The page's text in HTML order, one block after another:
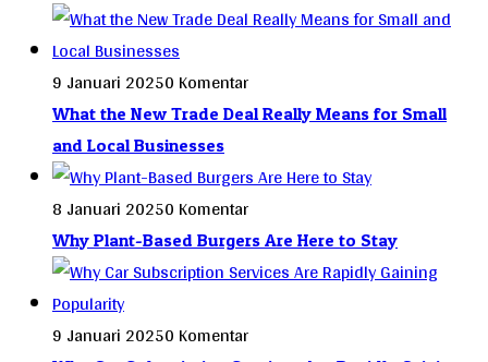
9 Januari 20250 Komentar
What the New Trade Deal Really Means for Small
and Local Businesses
8 Januari 20250 Komentar
Why Plant-Based Burgers Are Here to Stay
9 Januari 20250 Komentar